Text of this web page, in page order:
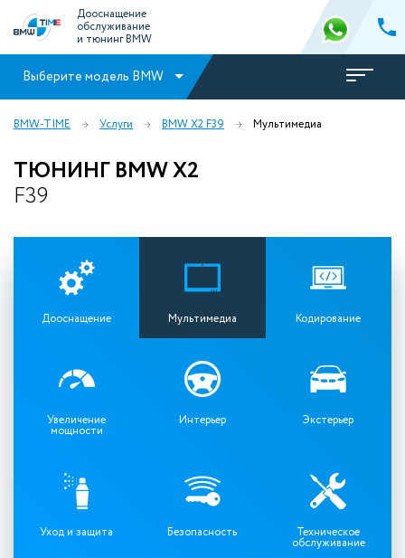
Дооснащение
обслуживание
и тюнинг BMW
Выберите модель BMW
BMW-TIME Услуги BMW X2 F39 Мультимедиа
ТЮНИНГ BMW X2
F39
Дооснащение Мультимедиа Кодирование
Увеличение
мощности
Интерьер Экстерьер
Уход и защита Безопасность Техническое
обслуживание